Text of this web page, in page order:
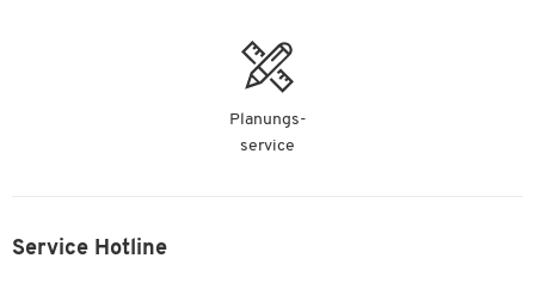
Planungs-
service
Service Hotline